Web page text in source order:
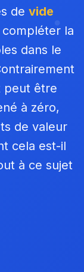
de vide
la
dans le
peut être
à zéro,
de valeur
cela est-il
à ce sujet